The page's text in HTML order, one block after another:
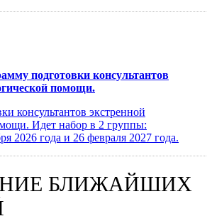
подготовки консультантов
помощи.
консультантов экстренной
Идет набор в 2 группы:
2026 года и 26 февраля 2027 года.
БЛИЖАЙШИХ